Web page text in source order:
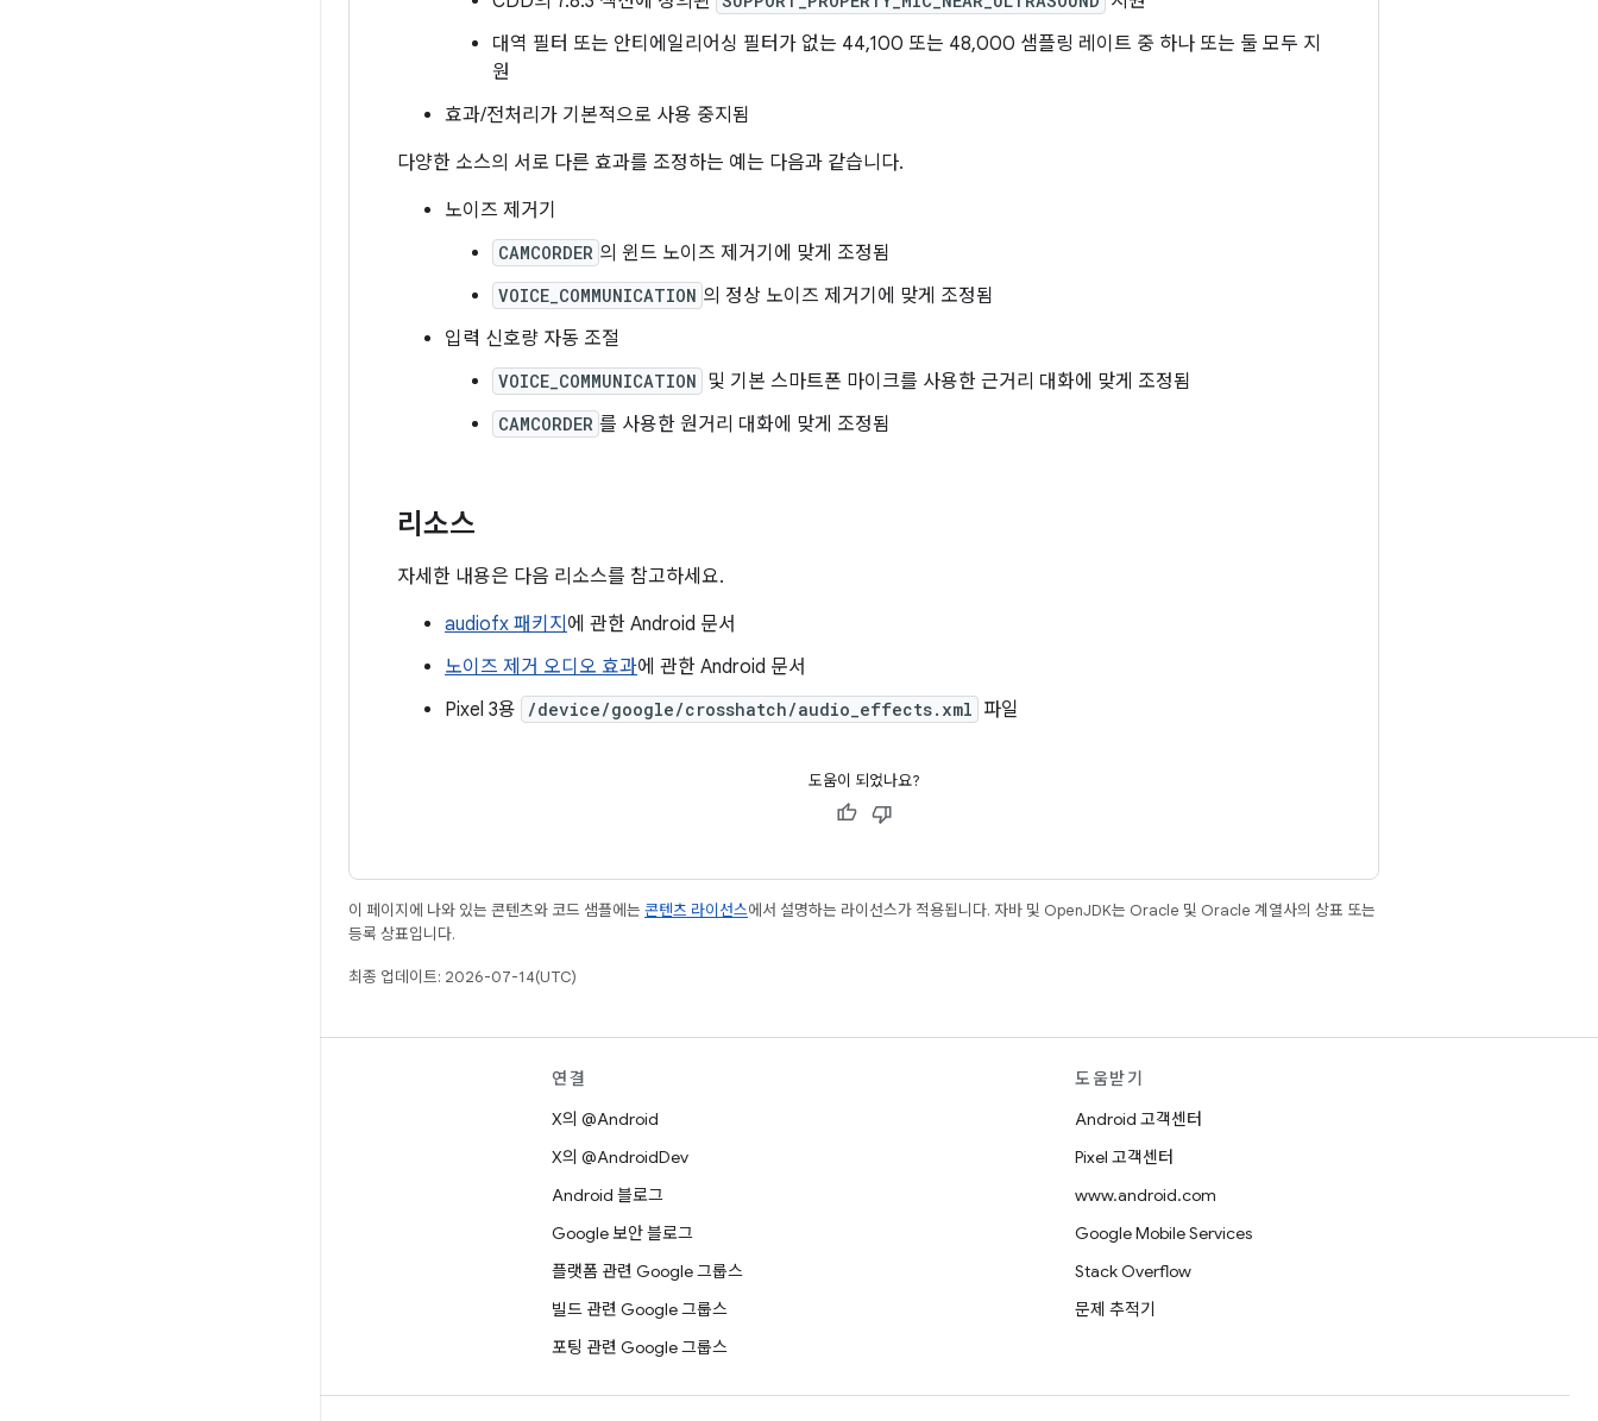
대역 필터 또는 안티에일리어싱 필터가 없는 44,100 또는 48,000 샘플링 레이트 중 하나 또는 둘 모두 지
원
효과/전처리가 기본적으로 사용 중지됨
다양한 소스의 서로 다른 효과를 조정하는 예는 다음과 같습니다.
노이즈 제거기
CAMCORDER 의 윈드 노이즈 제거기에 맞게 조정됨
VOICE_COMMUNICATION 의 정상 노이즈 제거기에 맞게 조정됨
입력 신호량 자동 조절
VOICE_COMMUNICATION 및 기본 스마트폰 마이크를 사용한 근거리 대화에 맞게 조정됨
CAMCORDER 를 사용한 원거리 대화에 맞게 조정됨
리소스
자세한 내용은 다음 리소스를 참고하세요.
audiofx 패키지 에 관한 Android 문서
노이즈 제거 오디오 효과에 관한 Android 문서
Pixel 3용
/device/google/crosshatch/audio_effects.xml 파일
도움이 되었나요?
이 페이지에 나와 있는 콘텐츠와 코드 샘플에는 콘텐츠 라이선스에서 설명하는 라이선스가 적용됩니다. 자바 및 OpenJDK는 Oracle 및 Oracle 계열사의 상표 또는
등록 상표입니다.
최종 업데이트: 2026-07-14(UTC)
연결
X의 @Android
X의 @AndroidDev
Android 블로그
Google 보안 블로그
플랫폼 관련 Google 그룹스
빌드 관련 Google 그룹스
포팅 관련 Google 그룹스
도움받기
Android 고객센터
Pixel 고객센터
www.android.com
Google Mobile Services
Stack Overflow
문제 추적기